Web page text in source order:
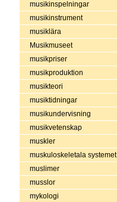
musikinspelningar
musikinstrument
musiklära
Musikmuseet
musikpriser
musikproduktion
musikteori
musiktidningar
musikundervisning
musikvetenskap
muskler
muskuloskeletala systemet
muslimer
musslor
mykologi